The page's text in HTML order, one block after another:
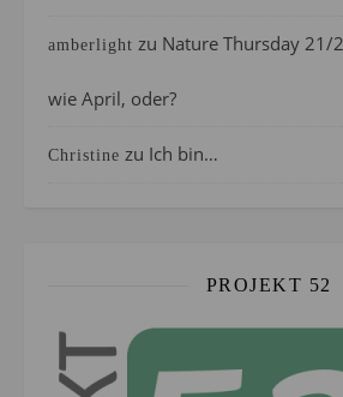
amberlight zu Nature Thursday 21/
wie April, oder?
Christine zu Ich bin…
PROJEKT 52